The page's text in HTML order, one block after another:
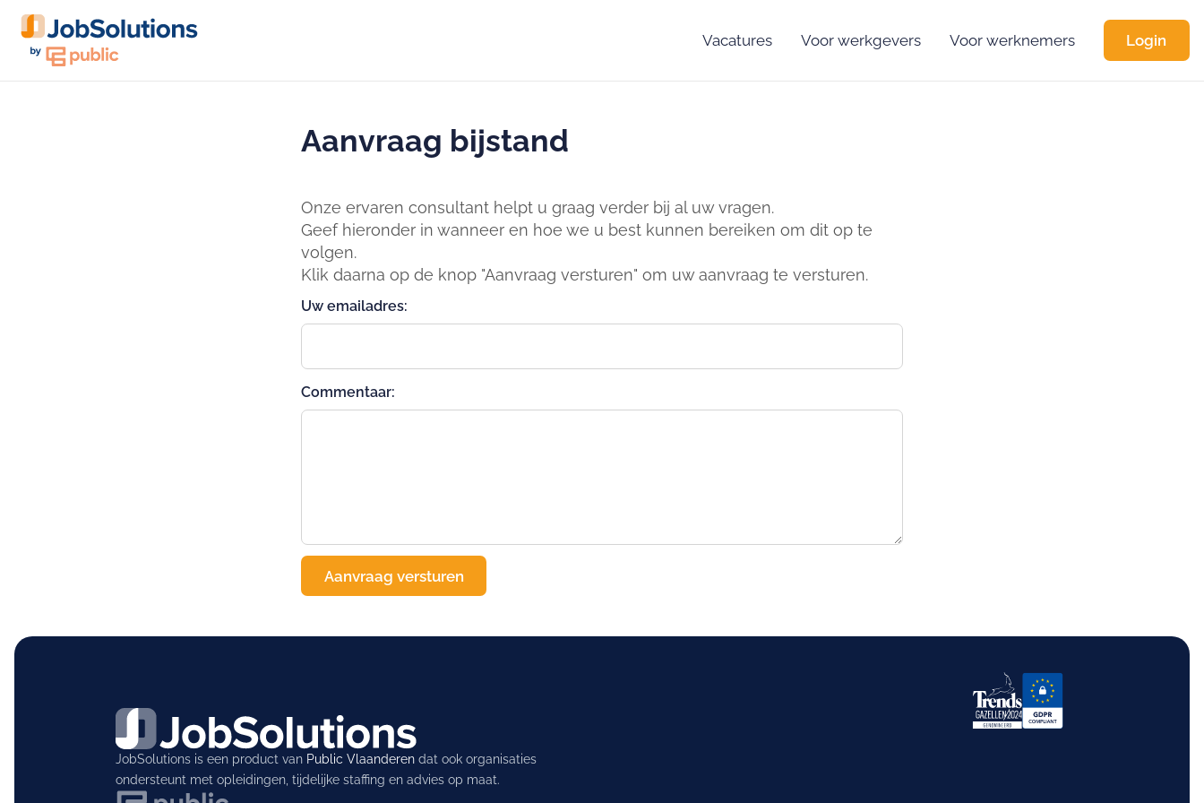
Vacatures Voor werkgevers Voor werknemers Login
Aanvraag bijstand
Onze ervaren consultant helpt u graag verder bij al uw vragen.
Geef hieronder in wanneer en hoe we u best kunnen bereiken om dit op te
volgen.
Klik daarna op de knop "Aanvraag versturen" om uw aanvraag te versturen.
Uw emailadres:
Commentaar:
JobSolutions is een product van Public Vlaanderendat ook organisaties
ondersteunt met opleidingen, tijdelijke staffing en advies op maat.